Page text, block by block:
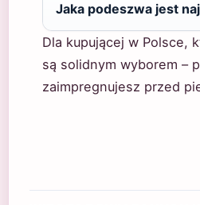
Jaka podeszwa jest
Dla kupującej w Polsce,
są solidnym wyborem –
zaimpregnujesz przed